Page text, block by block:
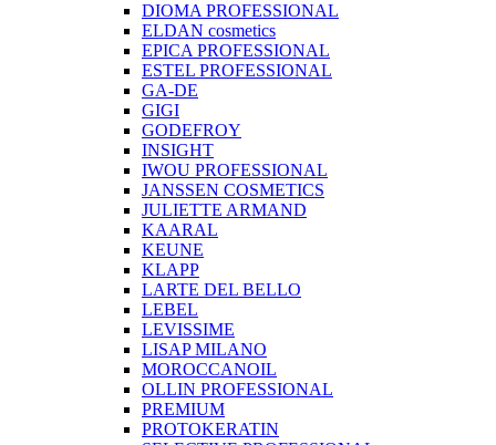
DIOMA PROFESSIONAL
ELDAN cosmetics
EPICA PROFESSIONAL
ESTEL PROFESSIONAL
GA-DE
GIGI
GODEFROY
INSIGHT
IWOU PROFESSIONAL
JANSSEN COSMETICS
JULIETTE ARMAND
KAARAL
KEUNE
KLAPP
LARTE DEL BELLO
LEBEL
LEVISSIME
LISAP MILANO
MOROCCANOIL
OLLIN PROFESSIONAL
PREMIUM
PROTOKERATIN